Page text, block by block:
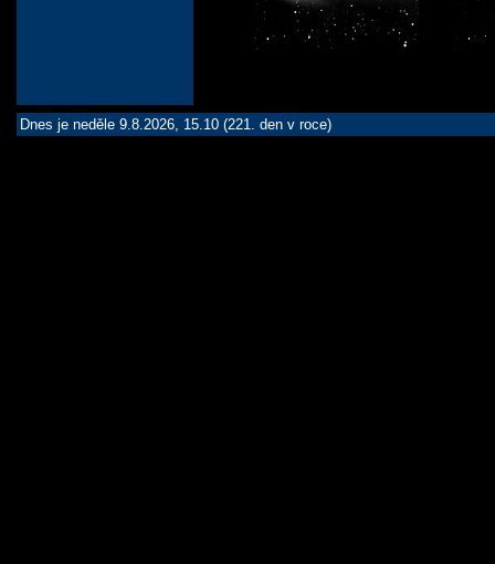
Dnes je neděle 9.8.2026, 15.10 (221. den v roce)